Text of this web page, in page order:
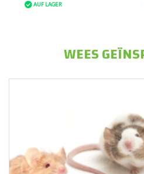
AUF LAGER
WEES